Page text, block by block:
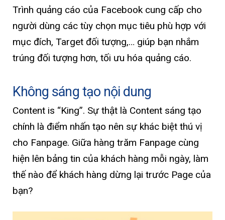
Trình quảng cáo của Facebook cung cấp cho
người dùng các tùy chọn mục tiêu phù hợp với
mục đích, Target đối tượng,… giúp bạn nhắm
trúng đối tượng hơn, tối ưu hóa quảng cáo.
Không sáng tạo nội dung
Content is “King”. Sự thật là Content sáng tạo
chính là điểm nhấn tạo nên sự khác biệt thú vị
cho Fanpage. Giữa hàng trăm Fanpage cùng
hiện lên bảng tin của khách hàng mỗi ngày, làm
thế nào để khách hàng dừng lại trước Page của
bạn?